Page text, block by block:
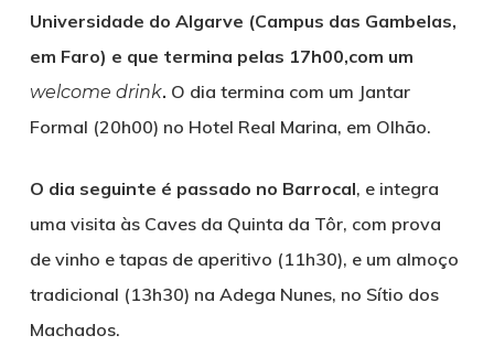
Universidade do Algarve (Campus das Gambelas,
em Faro) e que termina pelas 17h00,com um
welcome drink. O dia termina com um Jantar
Formal (20h00) no Hotel Real Marina, em Olhão.
O dia seguinte é passado no Barrocal, e integra
uma visita às Caves da Quinta da Tôr, com prova
de vinho e tapas de aperitivo (11h30), e um almoço
tradicional (13h30) na Adega Nunes, no Sítio dos
Machados.